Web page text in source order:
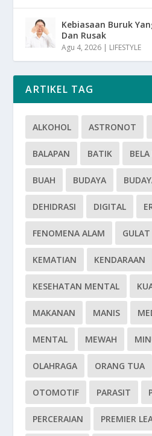
Kebiasaan Buruk
Dan Rusak
Agu 4, 2026 | LIFESTYLE
ARTIKEL TAG
ALKOHOL ASTRONOT
BALAPAN BATIK
BUAH BUDAYA
DEHIDRASI DIGITAL
FENOMENA ALAM GULAT
KEMATIAN KENDARAAN
KESEHATAN MENTAL
MAKANAN MANIS
MENTAL MEWAH
OLAHRAGA ORANG TUA
OTOMOTIF PARASIT
PERCERAIAN PREMIER